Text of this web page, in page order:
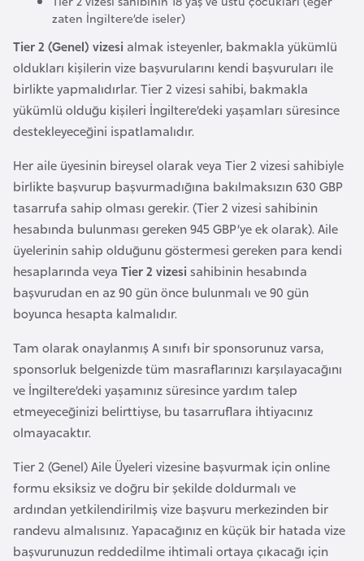
zaten İngiltere’de iseler)
Tier 2 (Genel) vizesi almak isteyenler, bakmakla yükümlü
oldukları kişilerin vize başvurularını kendi başvuruları ile
birlikte yapmalıdırlar. Tier 2 vizesi sahibi, bakmakla
yükümlü olduğu kişileri İngiltere’deki yaşamları süresince
destekleyeceğini ispatlamalıdır.
Her aile üyesinin bireysel olarak veya Tier 2 vizesi sahibiyle
birlikte başvurup başvurmadığına bakılmaksızın 630 GBP
tasarrufa sahip olması gerekir. (Tier 2 vizesi sahibinin
hesabında bulunması gereken 945 GBP’ye ek olarak). Aile
üyelerinin sahip olduğunu göstermesi gereken para kendi
hesaplarında veya Tier 2 vizesi sahibinin hesabında
başvurudan en az 90 gün önce bulunmalı ve 90 gün
boyunca hesapta kalmalıdır.
Tam olarak onaylanmış A sınıfı bir sponsorunuz varsa,
sponsorluk belgenizde tüm masraflarınızı karşılayacağını
ve İngiltere’deki yaşamınız süresince yardım talep
etmeyeceğinizi belirttiyse, bu tasarruflara ihtiyacınız
olmayacaktır.
Tier 2 (Genel) Aile Üyeleri vizesine başvurmak için online
formu eksiksiz ve doğru bir şekilde doldurmalı ve
ardından yetkilendirilmiş vize başvuru merkezinden bir
randevu almalısınız. Yapacağınız en küçük bir hatada vize
başvurunuzun reddedilme ihtimali ortaya çıkacağı için
a
n
s
a
G
a
b
o
n
G
a
i
G
a
n
a